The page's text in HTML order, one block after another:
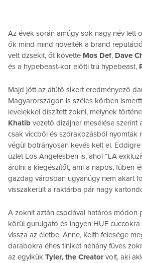
Az évek során amúgy sok nagy név lett
ők mind-mind növelték a brand
vett dzsekit, őt követte Mos Def, Dave
és a hypebeast-kor előtti trú hypebeast,
Majd jött az átütő sikert eredményező
Magyarországon is széles körben
levelekkel díszített zokni, melynek
Khatib vezető dizájner mesélése szerint
csak viccből és szórakozásból nyomták
végül botrányosan kevés kelt el.
üzlet Los Angelesben is, ahol “LA
árulni a kiegészítőt, ami a napos, fűben-
gazdag városban ugyanúgy nem akart
visszakerült a raktárba pár nagy
A zoknit aztán csodával határos módon
körül gurulgató és ingyen HUF
vissza az életbe. Anne, Keith felesége
darabokra éhes tiniket néhány füves
az egyikük Tyler, the Creatorvolt, aki